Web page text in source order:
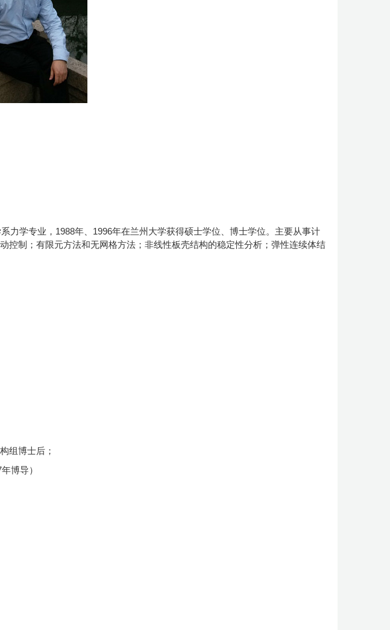
系力学专业 ， 1988年、 1996年在兰州大学获得硕士学位、博士学位。 主要从事计
控制；有限元方法和无网格方法；非线性板壳结构的稳定性分析；弹性连续体结
组博士后；
博导）